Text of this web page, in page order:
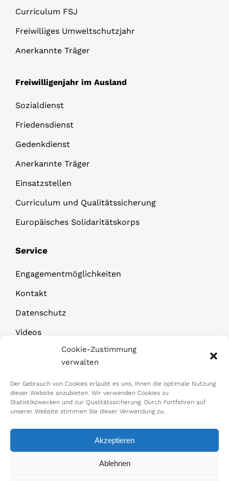
Cookie-Zustimmung
verwalten
Der Gebrauch von Cookies erlaubt es uns, Ihnen die optimale Nutzung
dieser Website anzubieten. Wir verwenden Cookies zu
Statistikzwecken und zur Qualitätssicherung. Durch Fortfahren auf
unserer Website stimmen Sie dieser Verwendung zu.
Akzeptieren
Ablehnen
Curriculum FSJ
Freiwilliges Umweltschutzjahr
Anerkannte Träger
Freiwilligenjahr im Ausland
Sozialdienst
Friedensdienst
Gedenkdienst
Anerkannte Träger
Einsatzstellen
Curriculum und Qualitätssicherung
Europäisches Solidaritätskorps
Service
Engagementmöglichkeiten
Kontakt
Datenschutz
Videos
© 2026 Bundesministerium für Arbeit,